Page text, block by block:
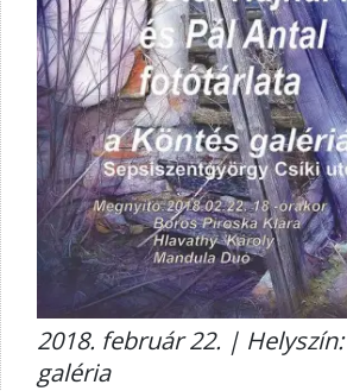
2018. február 22. |
galéria